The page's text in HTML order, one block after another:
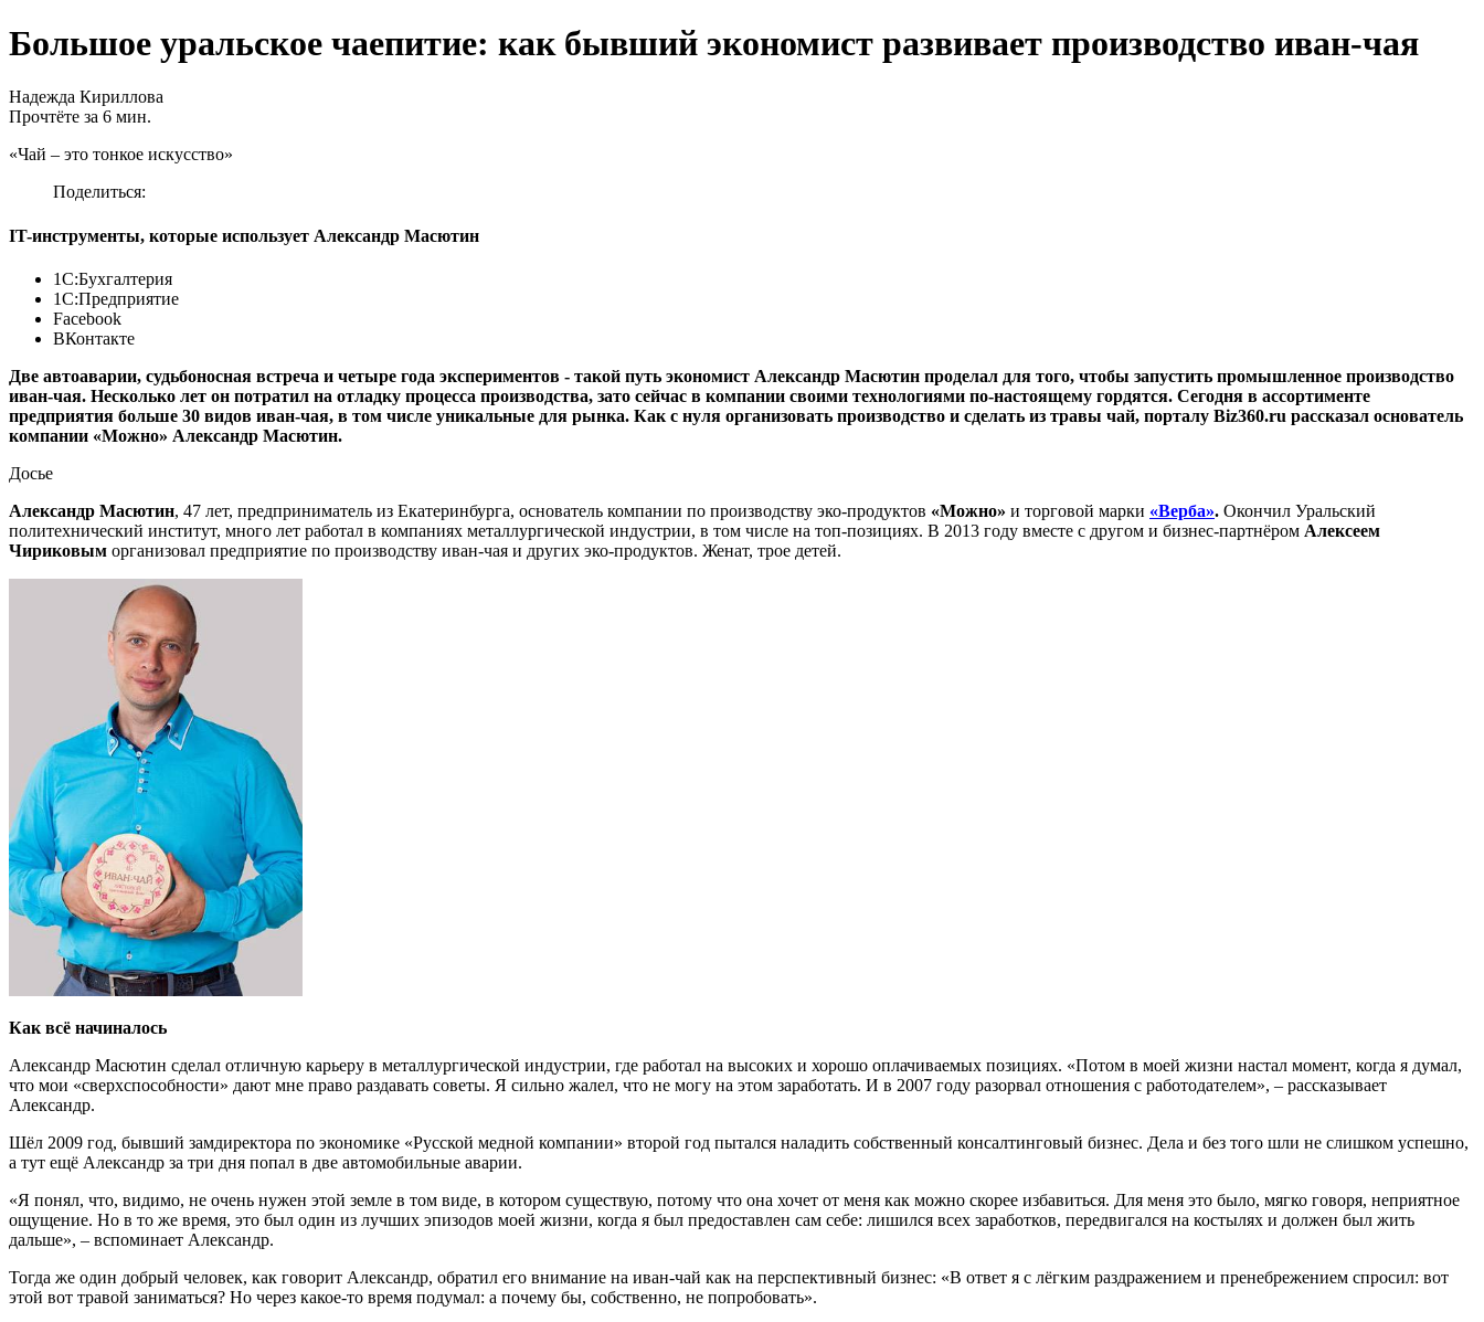
Большое уральское чаепитие: как бывший экономист развивает производство иван-чая
Надежда Кириллова
Прочтёте за 6 мин.
«Чай – это тонкое искусство»
Поделиться:
IT-инструменты, которые использует Александр Масютин
1С:Бухгалтерия
1С:Предприятие
Facebook
ВКонтакте
Две автоаварии, судьбоносная встреча и четыре года экспериментов - такой путь экономист Александр Масютин проделал для того, чтобы запустить промышленное производство
иван-чая. Несколько лет он потратил на отладку процесса производства, зато сейчас в компании своими технологиями по-настоящему гордятся. Сегодня в ассортименте
предприятия больше 30 видов иван-чая, в том числе уникальные для рынка. Как с нуля организовать производство и сделать из травы чай, порталу Biz360.ru рассказал основатель
компании «Можно» Александр Масютин.
Досье
Александр Масютин, 47 лет, предприниматель из Екатеринбурга, основатель компании по производству эко-продуктов «Можно» и торговой марки «Верба». Окончил Уральский
политехнический институт, много лет работал в компаниях металлургической индустрии, в том числе на топ-позициях. В 2013 году вместе с другом и бизнес-партнёром Алексеем
Чириковым организовал предприятие по производству иван-чая и других эко-продуктов. Женат, трое детей.
Как всё начиналось
Александр Масютин сделал отличную карьеру в металлургической индустрии, где работал на высоких и хорошо оплачиваемых позициях. «Потом в моей жизни настал момент, когда я думал,
что мои «сверхспособности» дают мне право раздавать советы. Я сильно жалел, что не могу на этом заработать. И в 2007 году разорвал отношения с работодателем», – рассказывает
Александр.
Шёл 2009 год, бывший замдиректора по экономике «Русской медной компании» второй год пытался наладить собственный консалтинговый бизнес. Дела и без того шли не слишком успешно,
а тут ещё Александр за три дня попал в две автомобильные аварии.
«Я понял, что, видимо, не очень нужен этой земле в том виде, в котором существую, потому что она хочет от меня как можно скорее избавиться. Для меня это было, мягко говоря, неприятное
ощущение. Но в то же время, это был один из лучших эпизодов моей жизни, когда я был предоставлен сам себе: лишился всех заработков, передвигался на костылях и должен был жить
дальше», – вспоминает Александр.
Тогда же один добрый человек, как говорит Александр, обратил его внимание на иван-чай как на перспективный бизнес: «В ответ я с лёгким раздражением и пренебрежением спросил: вот
этой вот травой заниматься? Но через какое-то время подумал: а почему бы, собственно, не попробовать».